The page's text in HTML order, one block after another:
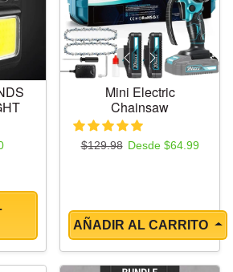
de oferta
Mini Electric
Chainsaw
Precio regular
$129.98 Precio de oferta
Desde $64.99
AÑADIR AL CARRITO